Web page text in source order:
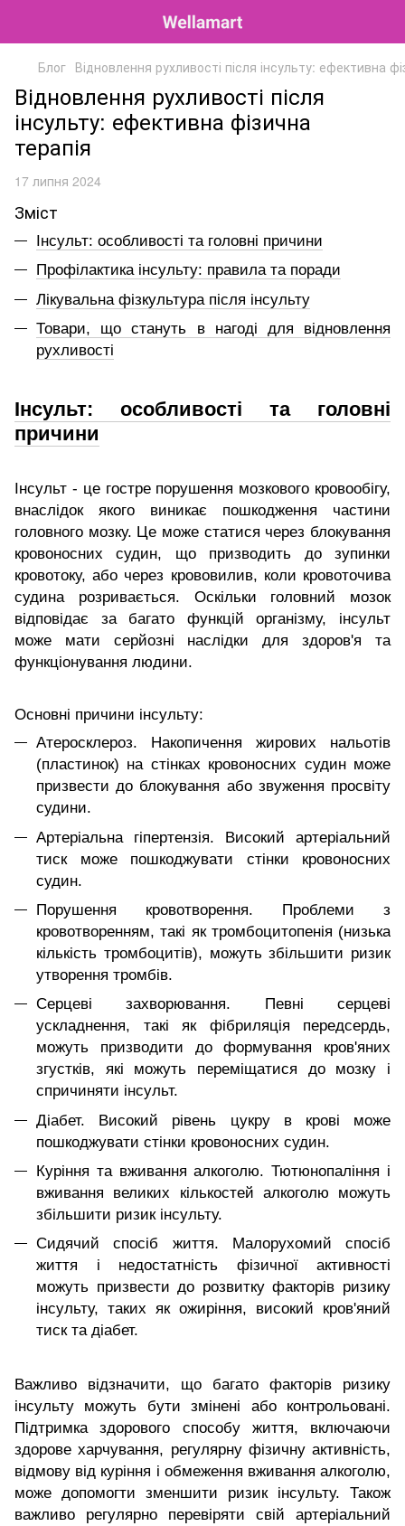
Блог Відновлення рухливості після інсульту: ефективна
Відновлення рухливості після
інсульту: ефективна фізична
терапія
17 липня 2024
Зміст
Інсульт: особливості та головні причини
Профілактика інсульту: правила та поради
Лікувальна фізкультура після інсульту
Товари, що стануть в нагоді для відновлення
рухливості
Інсульт: особливості та головні
причини
Інсульт - це гостре порушення мозкового кровообігу,
внаслідок якого виникає пошкодження частини
головного мозку. Це може статися через блокування
кровоносних судин, що призводить до зупинки
кровотоку, або через крововилив, коли кровоточива
судина розривається. Оскільки головний мозок
відповідає за багато функцій організму, інсульт
може мати серйозні наслідки для здоров'я та
функціонування людини.
Основні причини інсульту:
Атеросклероз. Накопичення жирових нальотів
(пластинок) на стінках кровоносних судин може
призвести до блокування або звуження просвіту
судини.
Артеріальна гіпертензія. Високий артеріальний
тиск може пошкоджувати стінки кровоносних
судин.
Порушення кровотворення. Проблеми з
кровотворенням, такі як тромбоцитопенія (низька
кількість тромбоцитів), можуть збільшити ризик
утворення тромбів.
Серцеві захворювання. Певні серцеві
ускладнення, такі як фібриляція передсердь,
можуть призводити до формування кров'яних
згустків, які можуть переміщатися до мозку і
спричиняти інсульт.
Діабет. Високий рівень цукру в крові може
пошкоджувати стінки кровоносних судин.
Куріння та вживання алкоголю. Тютюнопаління і
вживання великих кількостей алкоголю можуть
збільшити ризик інсульту.
Сидячий спосіб життя. Малорухомий спосіб
життя і недостатність фізичної активності
можуть призвести до розвитку факторів ризику
інсульту, таких як ожиріння, високий кров'яний
тиск та діабет.
Важливо відзначити, що багато факторів ризику
інсульту можуть бути змінені або контрольовані.
Підтримка здорового способу життя, включаючи
здорове харчування, регулярну фізичну активність,
відмову від куріння і обмеження вживання алкоголю,
може допомогти зменшити ризик інсульту. Також
важливо регулярно перевіряти свій артеріальний